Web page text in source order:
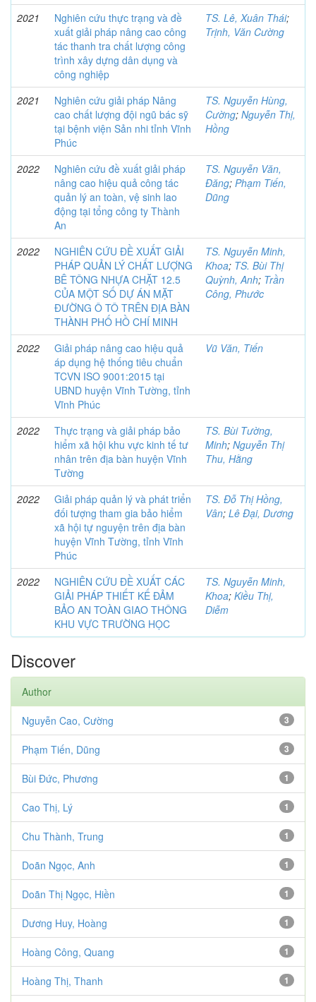
2021
Nghiên cứu thực trạng và đề
xuất giải pháp nâng cao công
tác thanh tra chất lượng công
trình xây dựng dân dụng và
công nghiệp
TS. Lê, Xuân Thái;
Trịnh, Văn Cường
2021
Nghiên cứu giải pháp Nâng
cao chất lượng đội ngũ bác sỹ
tại bệnh viện Sản nhi tỉnh Vĩnh
Phúc
TS. Nguyễn Hùng,
Cường; Nguyễn Thị,
Hồng
2022
Nghiên cứu đề xuất giải pháp
nâng cao hiệu quả công tác
quản lý an toàn, vệ sinh lao
động tại tổng công ty Thành
An
TS. Nguyễn Văn,
Đăng; Phạm Tiến,
Dũng
2022
NGHIÊN CỨU ĐỀ XUẤT GIẢI
PHÁP QUẢN LÝ CHẤT LƯỢNG
BÊ TÔNG NHỰA CHẶT 12.5
CỦA MỘT SỐ DỰ ÁN MẶT
ĐƯỜNG Ô TÔ TRÊN ĐỊA BÀN
THÀNH PHỐ HỒ CHÍ MINH
TS. Nguyễn Minh,
Khoa; TS. Bùi Thị
Quỳnh, Anh; Trần
Công, Phước
2022
Giải pháp nâng cao hiệu quả
áp dụng hệ thống tiêu chuẩn
TCVN ISO 9001:2015 tại
UBND huyện Vĩnh Tường, tỉnh
Vĩnh Phúc
Vũ Văn, Tiến
2022
Thực trạng và giải pháp bảo
hiểm xã hội khu vực kinh tế tư
nhân trên địa bàn huyện Vĩnh
Tường
TS. Bùi Tường,
Minh; Nguyễn Thị
Thu, Hằng
2022
Giải pháp quản lý và phát triển
đối tượng tham gia bảo hiểm
xã hội tự nguyện trên địa bàn
huyện Vĩnh Tường, tỉnh Vĩnh
Phúc
TS. Đỗ Thị Hồng,
Vân; Lê Đại, Dương
2022
NGHIÊN CỨU ĐỀ XUẤT CÁC
GIẢI PHÁP THIẾT KẾ ĐẢM
BẢO AN TOÀN GIAO THÔNG
KHU VỰC TRƯỜNG HỌC
TS. Nguyễn Minh,
Khoa; Kiều Thị,
Diễm
Discover
Author
3
Nguyễn Cao, Cường
3
Phạm Tiến, Dũng
1
Bùi Đức, Phương
1
Cao Thị, Lý
1
Chu Thành, Trung
1
Doãn Ngọc, Anh
1
Doãn Thị Ngọc, Hiền
1
Dương Huy, Hoàng
1
Hoàng Công, Quang
1
Hoàng Thị, Thanh